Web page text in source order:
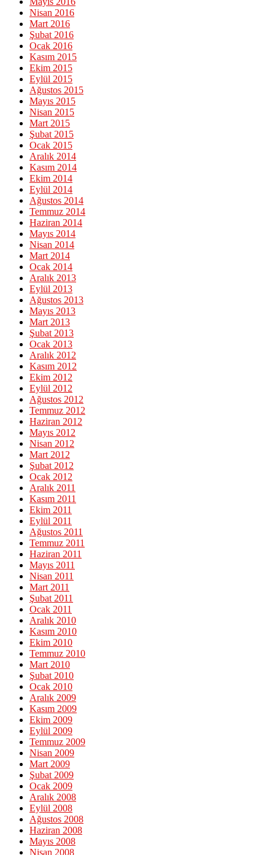
Nisan 2016
Mart 2016
Şubat 2016
Ocak 2016
Kasım 2015
Ekim 2015
Eylül 2015
Ağustos 2015
Mayıs 2015
Nisan 2015
Mart 2015
Şubat 2015
Ocak 2015
Aralık 2014
Kasım 2014
Ekim 2014
Eylül 2014
Ağustos 2014
Temmuz 2014
Haziran 2014
Mayıs 2014
Nisan 2014
Mart 2014
Ocak 2014
Aralık 2013
Eylül 2013
Ağustos 2013
Mayıs 2013
Mart 2013
Şubat 2013
Ocak 2013
Aralık 2012
Kasım 2012
Ekim 2012
Eylül 2012
Ağustos 2012
Temmuz 2012
Haziran 2012
Mayıs 2012
Nisan 2012
Mart 2012
Şubat 2012
Ocak 2012
Aralık 2011
Kasım 2011
Ekim 2011
Eylül 2011
Ağustos 2011
Temmuz 2011
Haziran 2011
Mayıs 2011
Nisan 2011
Mart 2011
Şubat 2011
Ocak 2011
Aralık 2010
Kasım 2010
Ekim 2010
Temmuz 2010
Mart 2010
Şubat 2010
Ocak 2010
Aralık 2009
Kasım 2009
Ekim 2009
Eylül 2009
Temmuz 2009
Nisan 2009
Mart 2009
Şubat 2009
Ocak 2009
Aralık 2008
Eylül 2008
Ağustos 2008
Haziran 2008
Mayıs 2008
Nisan 2008